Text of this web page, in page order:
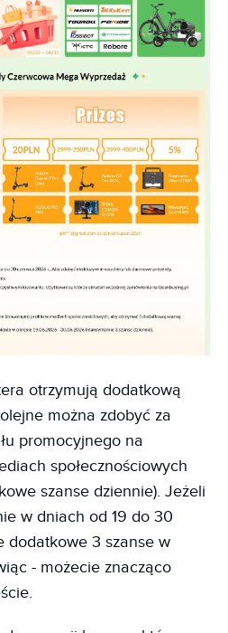
otrzymują dodatkową
można zdobyć za
promocyjnego na
społecznościowych
szanse dziennie). Jeżeli
w dniach od 19 do 30
dodatkowe 3 szanse w
- możecie znacząco